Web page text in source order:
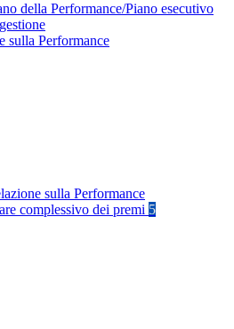
della Performance/Piano esecutivo
sulla Performance
sulla Performance
complessivo dei premi 5